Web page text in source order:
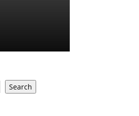
Search